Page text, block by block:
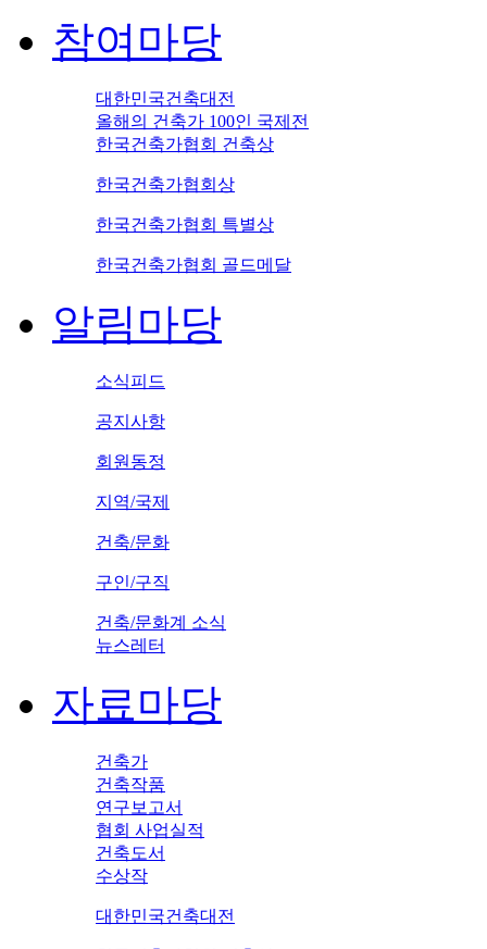
참여마당
대한민국건축대전
올해의 건축가 100인 국제전
한국건축가협회 건축상
한국건축가협회상
한국건축가협회 특별상
한국건축가협회 골드메달
알림마당
소식피드
공지사항
회원동정
지역/국제
건축/문화
구인/구직
건축/문화계 소식
뉴스레터
자료마당
건축가
건축작품
연구보고서
협회 사업실적
건축도서
수상작
대한민국건축대전